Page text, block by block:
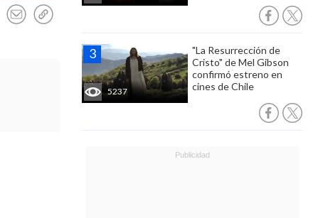
5237
"La Resurrección de
Cristo" de Mel Gibson
confirmó estreno en
cines de Chile